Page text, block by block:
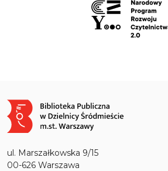
Obraz
ul. Marszałkowska 9/15
00-626 Warszawa